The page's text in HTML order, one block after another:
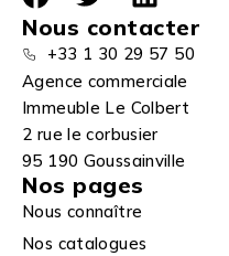
Nous contacter
+33 1 30 29 57 50
Agence commerciale
Immeuble Le Colbert
2 rue le corbusier
95 190 Goussainville
Nos pages
Nous connaître
Nos catalogues